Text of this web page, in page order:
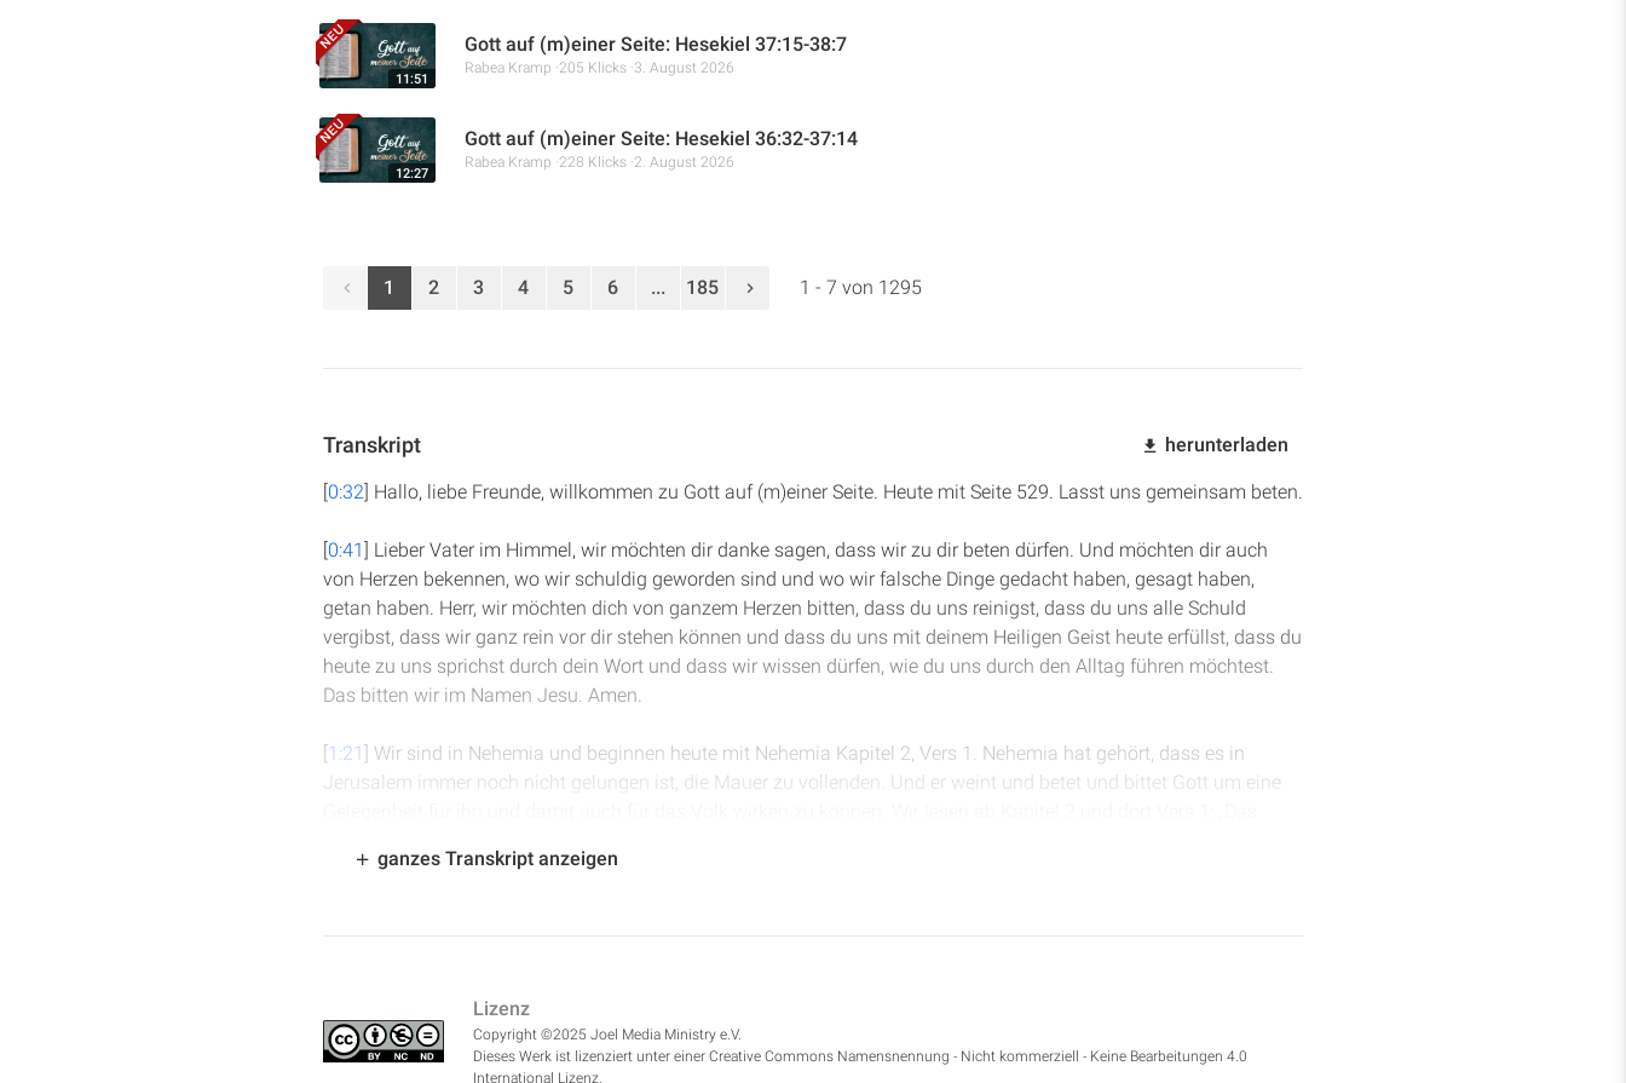
11:51
Gott auf (m)einer Seite: Hesekiel 37:15-38:7
Rabea Kramp 205 Klicks 3. August 2026
12:27
Gott auf (m)einer Seite: Hesekiel 36:32-37:14
Rabea Kramp 228 Klicks 2. August 2026
1 2 3 4 5 6 ... 185 1 - 7 von 1295
Transkript herunterladen
[0:32] Hallo, liebe Freunde, willkommen zu Gott auf (m)einer Seite. Heute mit Seite 529. Lasst uns gemeinsam beten.
[0:41] Lieber Vater im Himmel, wir möchten dir danke sagen, dass wir zu dir beten dürfen. Und möchten dir auch
von Herzen bekennen, wo wir schuldig geworden sind und wo wir falsche Dinge gedacht haben, gesagt haben,
getan haben. Herr, wir möchten dich von ganzem Herzen bitten, dass du uns reinigst, dass du uns alle Schuld
vergibst, dass wir ganz rein vor dir stehen können und dass du uns mit deinem Heiligen Geist heute erfüllst, dass du
heute zu uns sprichst durch dein Wort und dass wir wissen dürfen, wie du uns durch den Alltag führen möchtest.
Das bitten wir im Namen Jesu. Amen.
[1:21] Wir sind in Nehemia und beginnen heute mit Nehemia Kapitel 2, Vers 1. Nehemia hat gehört, dass es in
Jerusalem immer noch nicht gelungen ist, die Mauer zu vollenden. Und er weint und betet und bittet Gott um eine
Wein vor ihm stand. Da nahm ich den Wein und gab ihn dem König. Ich war aber zuvor nie traurig vor ihm
begonnen hat, sondern am siebenten Monat, also nach einer Hälfte, im siebten Monat im Tischrin, von Tisch zu
Tisch gerechnet hat. So kann es so sein, dass der Nisan, der erste Monat nach dem – äh – der der, wenn ich richtig
liege, der neunte Monat im Jahr gewesen ist.
ganzes Transkript anzeigen
Lizenz
Copyright ©2025 Joel Media Ministry e.V.
Dieses Werk ist lizenziert unter einer Creative Commons Namensnennung - Nicht kommerziell - Keine Bearbeitungen 4.0
International Lizenz.